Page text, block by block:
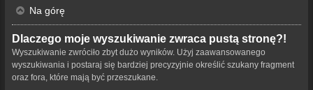
Na górę
Dlaczego moje wyszukiwanie zwraca pustą stronę?!
Wyszukiwanie zwróciło zbyt dużo wyników. Użyj zaawansowanego
wyszukiwania i postaraj się bardziej precyzyjnie określić szukany fragment
oraz fora, które mają być przeszukane.